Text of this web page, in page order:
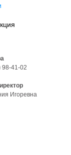
98-41-02
Игоревна